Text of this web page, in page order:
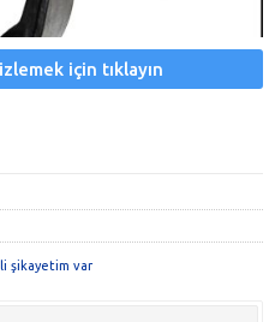
için tıklayın
şikayetim var